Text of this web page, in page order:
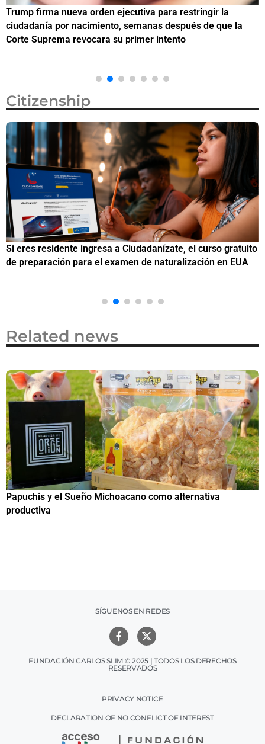
Trump firma nueva orden ejecutiva para restringir la
ciudadanía por nacimiento, semanas después de que la
Corte Suprema revocara su primer intento
Citizenship
Si eres residente ingresa a Ciudadanízate, el curso gratuito
de preparación para el examen de naturalización en EUA
Related news
Papuchis y el Sueño Michoacano como alternativa
productiva
SÍGUENOS EN REDES
FUNDACIÓN CARLOS SLIM © 2025 | TODOS LOS DERECHOS
RESERVADOS
PRIVACY NOTICE
DECLARATION OF NO CONFLICT OF INTEREST